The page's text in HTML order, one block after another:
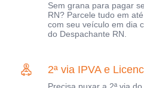
Sem grana para pagar
RN? Parcele tudo em
com seu veículo em dia
do Despachante RN.
2ª via IPVA e
Precisa puxar a 2ª via